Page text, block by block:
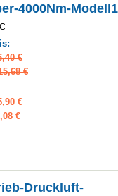
4000Nm-
€
€
€
€
Druckluft-